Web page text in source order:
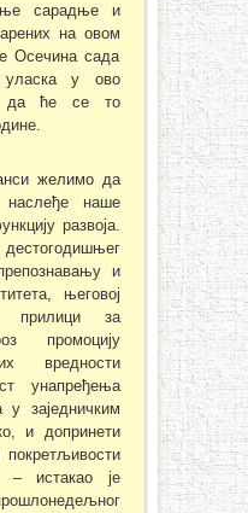
сарадње и
на овом
Осечина сада
у ово
да ће се то
желимо да
наслеђе наше
развоја.
и
његовој
прилици за
промоцију
вредности
унапређења
у заједничким
и допринети
– истакао је